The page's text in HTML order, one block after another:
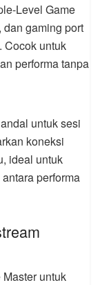
Level Game
dan gaming port
Cocok untuk
performa tanpa
untuk sesi
koneksi
ideal untuk
performa
untuk